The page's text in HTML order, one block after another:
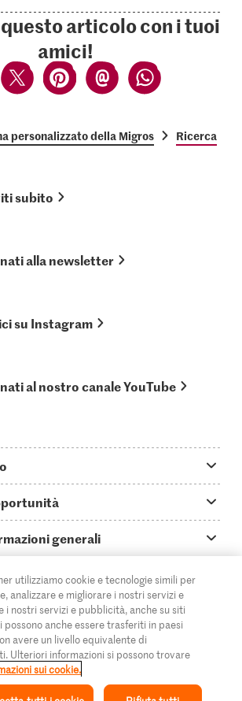
articolo con i tuoi
amici!
personalizzato della Migros Ricerca
subito
alla newsletter
su Instagram
al nostro canale YouTube
& veloci
& bambini
generali
Migros
utilizziamo cookie e tecnologie simili per
analizzare e migliorare i nostri servizi e
i nostri servizi e pubblicità, anche su siti
anche essere trasferiti in paesi
avere un livello equivalente di
Ulteriori informazioni si possono trovare
sui cookie.